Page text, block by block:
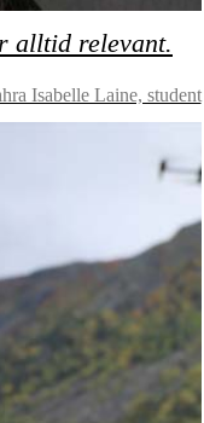
alltid relevant.
Isabelle Laine, student